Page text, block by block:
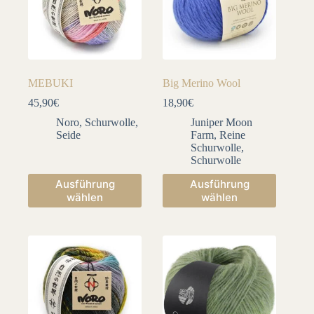
MEBUKI
45,90€
Noro, Schurwolle,
Seide
Ausführung
wählen
Dieses
Produkt
weist
Optionen
können
Big Merino Wool
18,90€
Juniper Moon
Farm,Reine
Schurwolle,
Schurwolle
Ausführung
wählen
Dieses
Produkt
weist
Die
Optionen
können
auf
der